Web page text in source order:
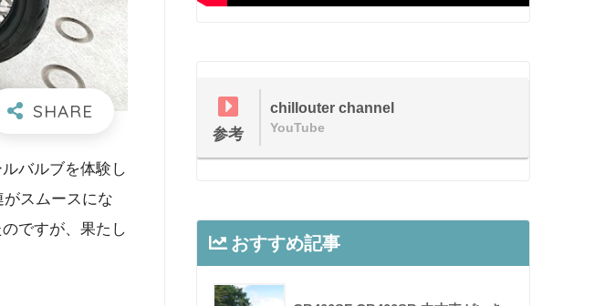
バルブを体験し
スムースにな
ですが、果たし
参考
chillouter channel
YouTube
おすすめ記事